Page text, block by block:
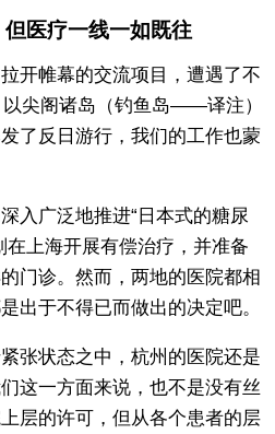
医疗一线一如既往
开帷幕的交流项目，遭遇了不
尖阁诸岛（钓鱼岛——译注）
了反日游行，我们的工作也蒙
入广泛地推进“日本式的糖尿
在上海开展有偿治疗，并准备
门诊。然而，两地的医院都相
出于不得已而做出的决定吧。
张状态之中，杭州的医院还是
这一方面来说，也不是没有丝
层的许可，但从各个患者的层